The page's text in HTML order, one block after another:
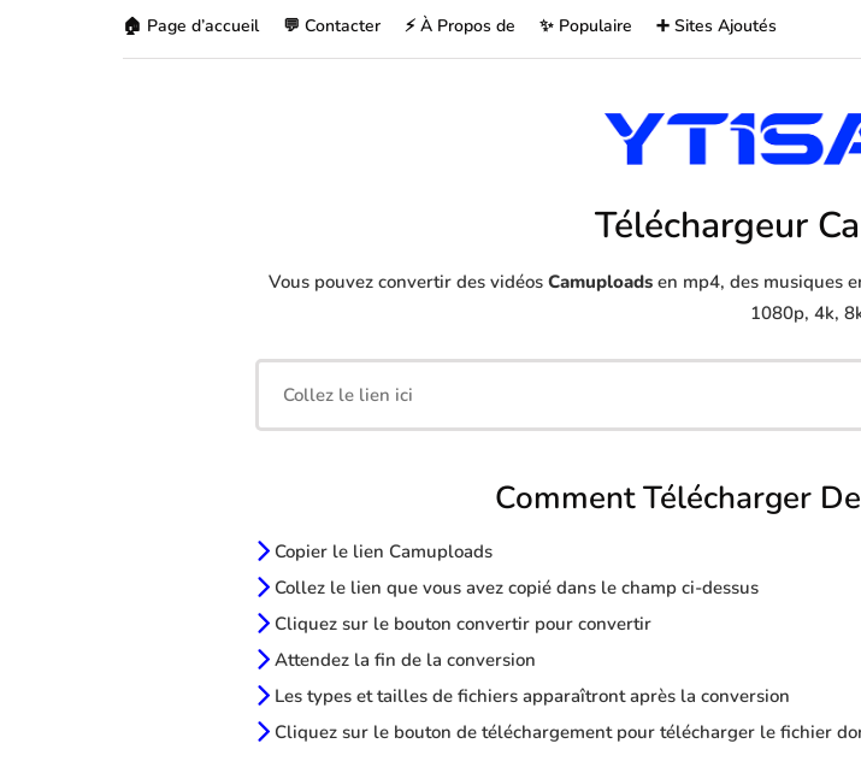
🏠 Page d’accueil 💬 Contacter ⚡ À Propos de ✨ Populaire ➕ Sites Ajoutés
Téléchargeur
Vous pouvez convertir des vidéos Camuploads en mp4, des musiques
1080p, 4k,
Comment Télécharger
Copier le lien Camuploads
Collez le lien que vous avez copié dans le champ ci-dessus
Cliquez sur le bouton convertir pour convertir
Attendez la fin de la conversion
Les types et tailles de fichiers apparaîtront après la conversion
Cliquez sur le bouton de téléchargement pour télécharger le fichier